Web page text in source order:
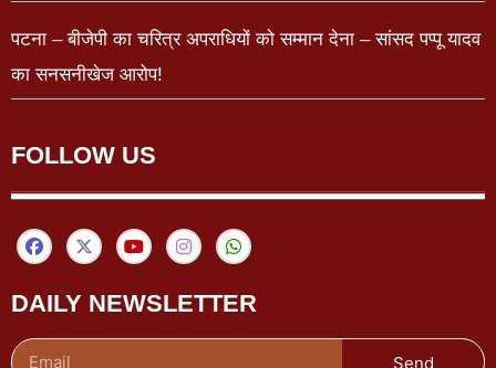
पटना – बीजेपी का चरित्र अपराधियों को सम्मान देना – सांसद पप्पू यादव
का सनसनीखेज आरोप!
FOLLOW US
DAILY NEWSLETTER
Send